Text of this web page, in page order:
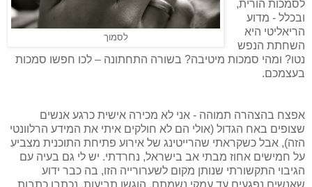
לסמוך
לסמכות הורית,
ובכלל - מדוע
הריאליטי היא
השחתת הנפש
נטו? ומהי סמכות מיטיבה? בשורה התחתונה – לכו חפשו סמכות
בעצמכם.
אפצח בהצהרה תמוהה - אני לא מכירה אישית כרגע אנשים
שצופים באח הגדול (אולי הם לא חולקים איתי את המידע הרלוונטי
הזה), אבל כשקראתי שהרייטינג של אירוע פתיחת התוכנית מצביע
על חמישים אחוז מבתי אב בישראל, נחרדתי. יש לי גם בעיה עם
הגיבוי התקשורתי שנותן מקום לשערורייה הזו, בה כבר ידוע